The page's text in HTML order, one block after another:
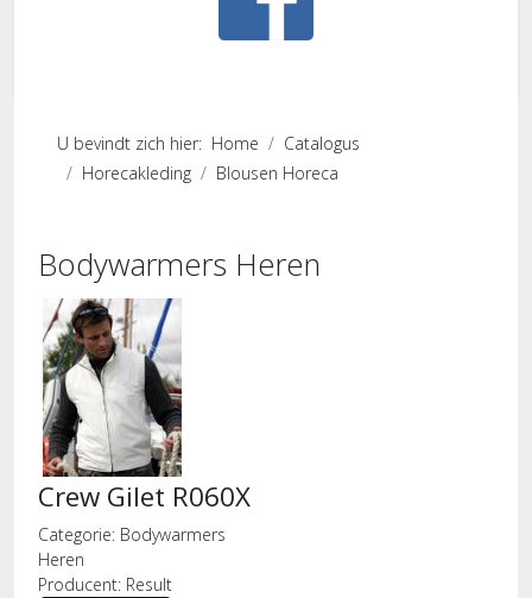
U bevindt zich hier: Home
Catalogus
Horecakleding
Blousen Horeca
Bodywarmers Heren
Crew Gilet R060X
Categorie: Bodywarmers
Heren
Producent: Result